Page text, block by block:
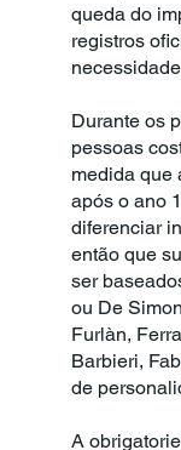
queda do
registros
Durante os
pessoas
medida que
após o ano
diferenciar
então que
ser
ou De
Furlàn,
Barbieri,
de
A